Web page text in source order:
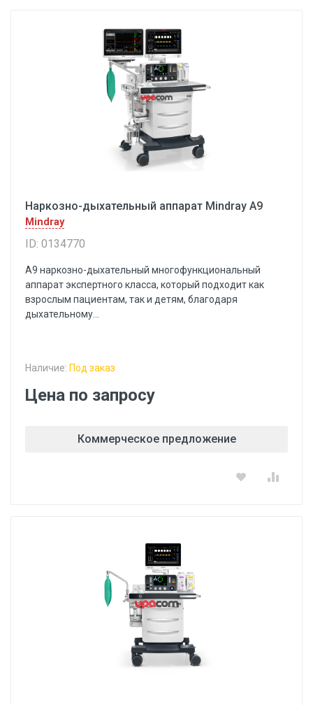
Наркозно-дыхательный аппарат Mindray A9
Mindray
ID: 0134770
A9 наркозно-дыхательный многофункциональный
аппарат экспертного класса, который подходит как
взрослым пациентам, так и детям, благодаря
дыхательному...
Наличие: Под заказ
Цена по запросу
Коммерческое предложение